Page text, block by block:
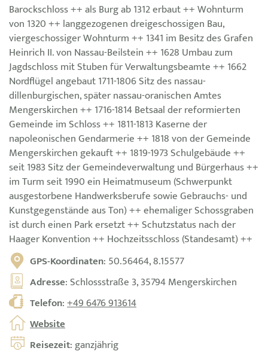
Barockschloss ++ als Burg ab 1312 erbaut ++ Wohnturm
von 1320 ++ langgezogenen dreigeschossigen Bau,
viergeschossiger Wohnturm ++ 1341 im Besitz des Grafen
Heinrich II. von Nassau-Beilstein ++ 1628 Umbau zum
Jagdschloss mit Stuben für Verwaltungsbeamte ++ 1662
Nordflügel angebaut 1711-1806 Sitz des nassau-
dillenburgischen, später nassau-oranischen Amtes
Mengerskirchen ++ 1716-1814 Betsaal der reformierten
Gemeinde im Schloss ++ 1811-1813 Kaserne der
napoleonischen Gendarmerie ++ 1818 von der Gemeinde
Mengerskirchen gekauft ++ 1819-1973 Schulgebäude ++
seit 1983 Sitz der Gemeindeverwaltung und Bürgerhaus ++
im Turm seit 1990 ein Heimatmuseum (Schwerpunkt
ausgestorbene Handwerksberufe sowie Gebrauchs- und
Kunstgegenstände aus Ton) ++ ehemaliger Schossgraben
ist durch einen Park ersetzt ++ Schutzstatus nach der
Haager Konvention ++ Hochzeitsschloss (Standesamt) ++
GPS-Koordinaten: 50.56464, 8.15577
Adresse: Schlossstraße 3, 35794 Mengerskirchen
Telefon:+49 6476 913614
Website
Reisezeit: ganzjährig